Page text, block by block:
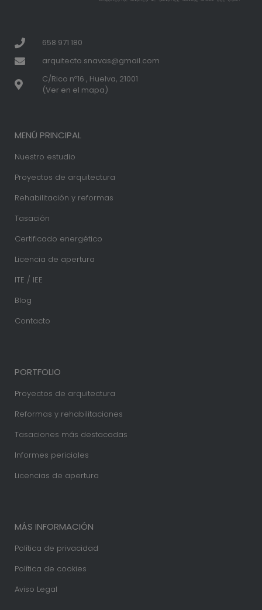
658 971 180
arquitecto.snavas@gmail.com
C/Rico nº16 , Huelva, 21001
(Ver en el mapa)
MENÚ PRINCIPAL
Nuestro estudio
Proyectos de arquitectura
Rehabilitación y reformas
Tasación
Certificado energético
Licencia de apertura
ITE / IEE
Blog
Contacto
PORTFOLIO
Proyectos de arquitectura
Reformas y rehabilitaciones
Tasaciones más destacadas
Informes periciales
Licencias de apertura
MÁS INFORMACIÓN
Política de privacidad
Política de cookies
Aviso Legal